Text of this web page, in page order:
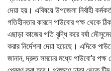
দেয়া হয়। এবিষয়ে উপজেলা নির্বাহী
গতিহীনতার কারনে পাউবোর পক্ষ থেকে
এছাড়া কাজের গতি বৃদ্ধি করে বর্ষা
করার নির্দেশনা দেয়া হয়েছে। এদিকে
জানান, দ্রুত সময়ের মধ্যে পাউবো’র পক্ষ